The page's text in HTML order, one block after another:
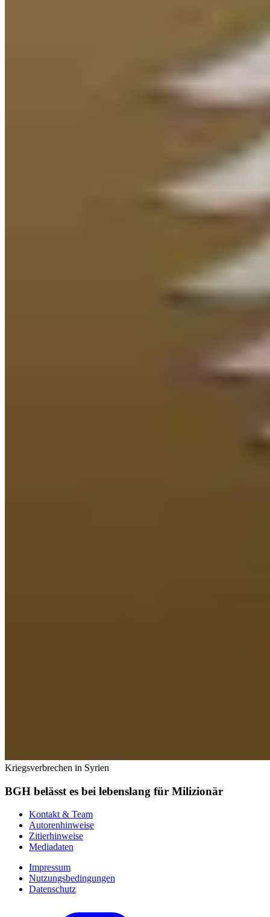
Kriegsverbrechen in Syrien
BGH belässt es bei lebenslang für Milizionär
Kontakt & Team
Autorenhinweise
Zitierhinweise
Mediadaten
Impressum
Nutzungsbedingungen
Datenschutz